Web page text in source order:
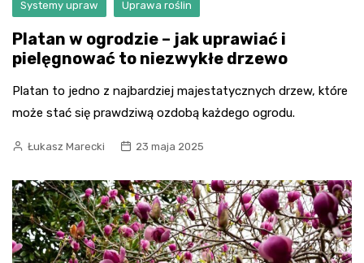
Systemy upraw Uprawa roślin
Platan w ogrodzie – jak uprawiać i
pielęgnować to niezwykłe drzewo
Platan to jedno z najbardziej majestatycznych drzew, które
może stać się prawdziwą ozdobą każdego ogrodu.
Łukasz Marecki 23 maja 2025